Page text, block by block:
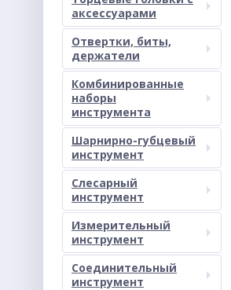
аксессуарами
Отвертки, биты,
держатели
Комбинированные
наборы
инструмента
Шарнирно-губцевый
инструмент
Слесарный
инструмент
Измерительный
инструмент
Соединительный
инструмент